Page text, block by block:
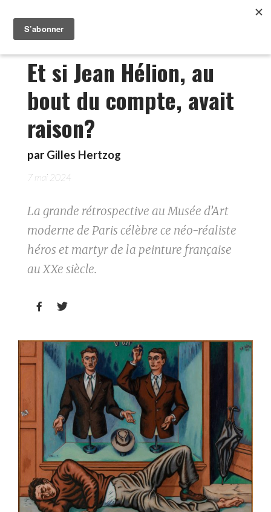
Et si Jean Hélion, au
bout du compte, avait
raison?
par Gilles Hertzog
7 mai 2024
La grande rétrospective au Musée d’Art
moderne de Paris célèbre ce néo-réaliste
héros et martyr de la peinture française
au XXe siècle.
 